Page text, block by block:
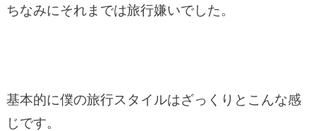
ちなみにそれまでは旅行嫌いでした。
基本的に僕の旅行スタイルはざっくりとこんな感
じです。